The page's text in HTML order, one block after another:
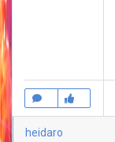
heidaro